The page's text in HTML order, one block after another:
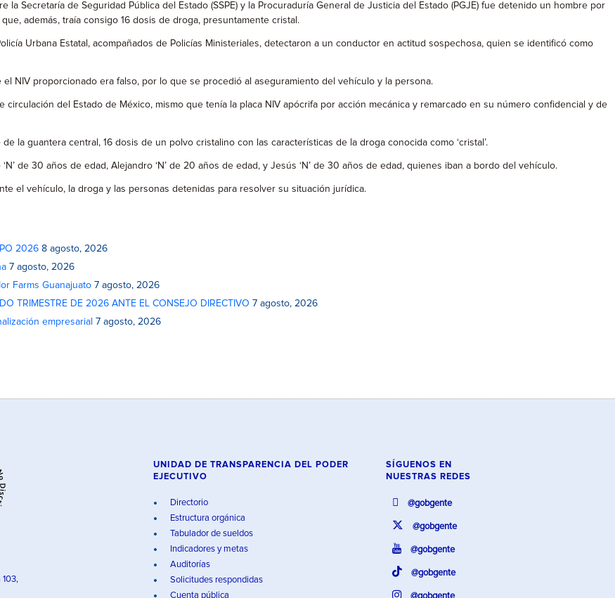
la Secretaría de Seguridad Pública del Estado (SSPE) y la Procuraduría General de Justicia del Estado (PGJE) fue detenido un hombre por
además, traía consigo 16 dosis de droga, presuntamente cristal.
Urbana Estatal, acompañados de Policías Ministeriales, detectaron a un conductor en actitud sospechosa, quien se identificó como
NIV proporcionado era falso, por lo que se procedió al aseguramiento del vehículo y la persona.
circulación del Estado de México, mismo que tenía la placa NIV apócrifa por acción mecánica y remarcado en su número confidencial y de
la guantera central, 16 dosis de un polvo cristalino con las características de la droga conocida como ‘cristal’.
de 30 años de edad, Alejandro ‘N’ de 20 años de edad, y Jesús ‘N’ de 30 años de edad, quienes iban a bordo del vehículo.
el vehículo, la droga y las personas detenidas para resolver su situación jurídica.
2026 8 agosto, 2026
7 agosto, 2026
Farms Guanajuato 7 agosto, 2026
TRIMESTRE DE 2026 ANTE EL CONSEJO DIRECTIVO 7 agosto, 2026
empresarial 7 agosto, 2026
103,
UNIDAD DE TRANSPARENCIA DEL PODER
EJECUTIVO
Directorio
Estructura orgánica
Tabulador de sueldos
Indicadores y metas
Auditorías
Solicitudes respondidas
Cuenta pública
SÍGUENOS EN
NUESTRAS REDES
@gobgente
@gobgente
@gobgente
@gobgente